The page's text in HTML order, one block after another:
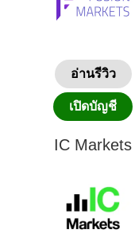
อ่านรีวิว
เปิดบัญชี
IC Markets